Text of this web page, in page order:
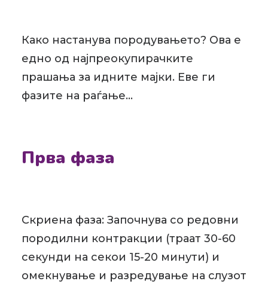
Како настанува породувањето? Ова е
едно од најпреокупирачките
прашања за идните мајки. Еве ги
фазите на раѓање…
Прва фаза
Скриена фаза: Започнува со редовни
породилни контракции (траат 30-60
секунди на секои 15-20 минути) и
омекнување и разредување на слузот